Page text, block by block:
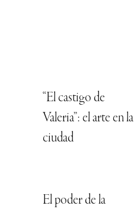
“El castigo de
Valeria”: el arte en la
ciudad
El poder de la